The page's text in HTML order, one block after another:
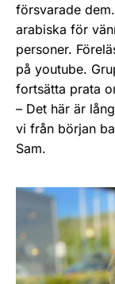
försvarade
arabiska för
personer.
på youtube.
fortsätta prata
– Det här är
vi från början
Sam.